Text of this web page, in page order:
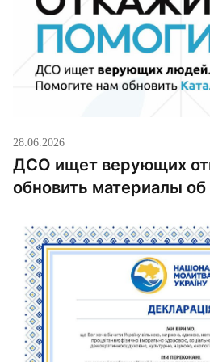
28.06.2026
ДСО ищет верующих
обновить материалы